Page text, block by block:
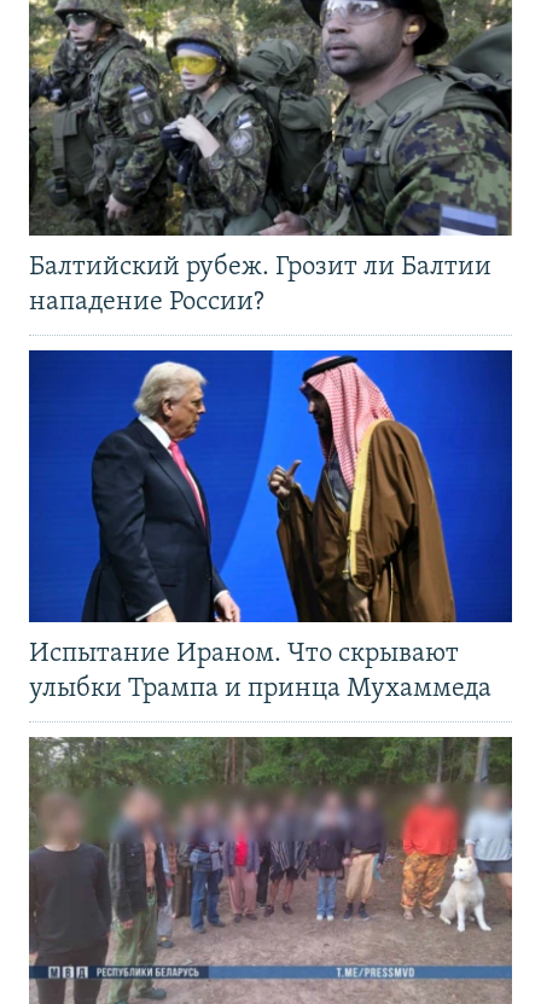
Балтийский рубеж. Грозит ли Балтии
нападение России?
Испытание Ираном. Что скрывают
улыбки Трампа и принца Мухаммеда